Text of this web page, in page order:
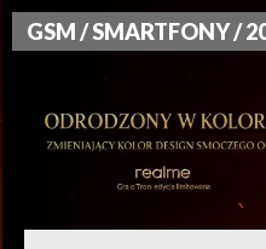
GSM / SMARTFONY /